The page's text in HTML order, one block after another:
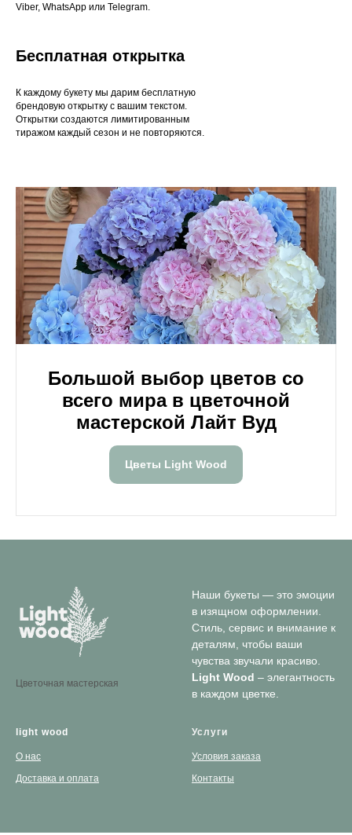
Viber, WhatsApp или Telegram.
Бесплатная открытка
К каждому букету мы дарим бесплатную
брендовую открытку с вашим текстом.
Открытки создаются лимитированным
тиражом каждый сезон и не повторяются.
Большой выбор цветов со
всего мира в цветочной
мастерской Лайт Вуд
Цветы Light Wood
Цветочная мастерская
Наши букеты — это эмоции
в изящном оформлении.
Стиль, сервис и внимание к
деталям, чтобы ваши
чувства звучали красиво.
Light Wood – элегантность
в каждом цветке.
light wood
О нас
Доставка и оплата
Услуги
Условия заказа
Контакты